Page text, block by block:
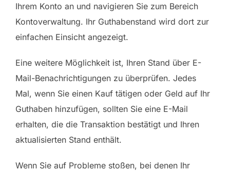
Ihrem Konto an und navigieren Sie zum Bereich
Kontoverwaltung. Ihr Guthabenstand wird dort zur
einfachen Einsicht angezeigt.
Eine weitere Möglichkeit ist, Ihren Stand über E-
Mail-Benachrichtigungen zu überprüfen. Jedes
Mal, wenn Sie einen Kauf tätigen oder Geld auf Ihr
Guthaben hinzufügen, sollten Sie eine E-Mail
erhalten, die die Transaktion bestätigt und Ihren
aktualisierten Stand enthält.
Wenn Sie auf Probleme stoßen, bei denen Ihr